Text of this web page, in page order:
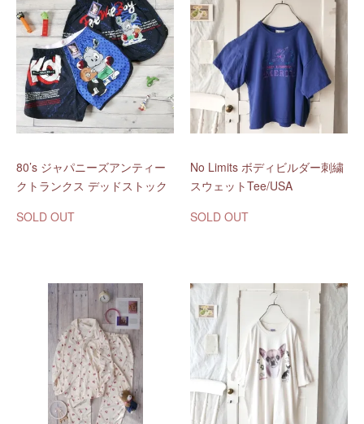
80’s ジャパニーズアンティー
クトランクス デッドストック
SOLD OUT
No Limits ボディビルダー刺繍
スウェットTee/USA
SOLD OUT